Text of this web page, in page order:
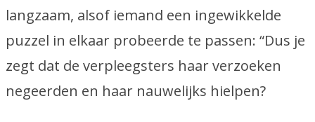
langzaam, alsof iemand een ingewikkelde
puzzel in elkaar probeerde te passen: “Dus je
zegt dat de verpleegsters haar verzoeken
negeerden en haar nauwelijks hielpen?